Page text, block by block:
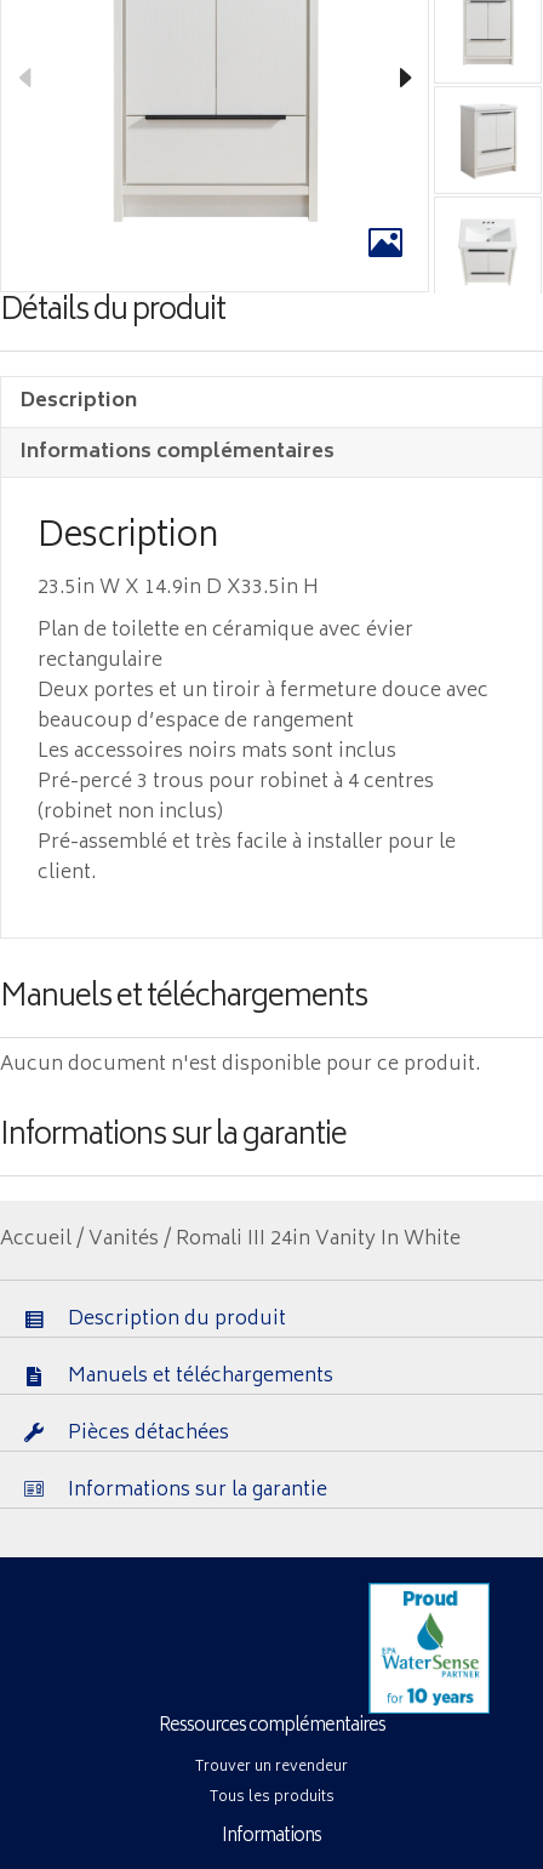
Détails du produit
Description
Informations complémentaires
Description
23.5in W X 14.9in D X33.5in H
Plan de toilette en céramique avec évier
rectangulaire
Deux portes et un tiroir à fermeture douce avec
beaucoup d’espace de rangement
Les accessoires noirs mats sont inclus
Pré-percé 3 trous pour robinet à 4 centres
(robinet non inclus)
Pré-assemblé et très facile à installer pour le
client.
Manuels et téléchargements
Aucun document n'est disponible pour ce produit.
Informations sur la garantie
Accueil/Vanités/ Romali III 24in Vanity In White
Description du produit
Manuels et téléchargements
Pièces détachées
Informations sur la garantie
Ressources complémentaires
Trouver un revendeur
Tous les produits
Informations